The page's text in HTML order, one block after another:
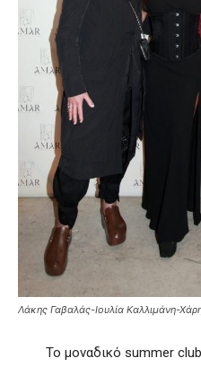
Λάκης Γαβαλάς-Ιουλία Καλλιμάνη-
Το μοναδικό summer